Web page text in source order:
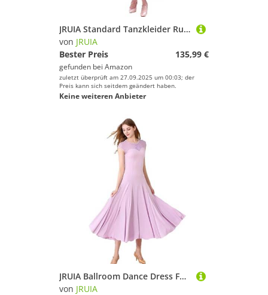
JRUIA Standard Tanzkleider Rundhals Walzer Tango Wettbewerbs Kostüm Bühnenrock Für Gesellschaftstanz Für Damen Wunderschönes Tanzoutfit,Lila,3XL
von JRUIA
Bester Preis
135,99 €
gefunden bei Amazon
zuletzt überprüft am 27.09.2025 um 00:03; der
Preis kann sich seitdem geändert haben.
Keine weiteren Anbieter
JRUIA Ballroom Dance Dress Für Frauen Kurzarm Walzer Tango Foxtrott Flamenco Tanzkleider Tango Dancewear Modern Dancing Kostüm,Lila,XXL
von JRUIA